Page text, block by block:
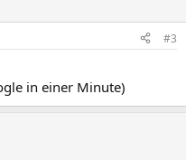
#3
in einer Minute)